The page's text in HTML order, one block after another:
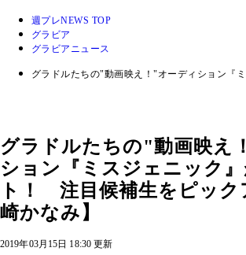
週プレNEWS TOP
グラビア
グラビアニュース
グラドルたちの"動画映え！"オーディション『
グラドルたちの"動画映え
ション『ミスジェニック
ト！ 注目候補生をピック
崎かなみ】
2019年03月15日 18:30 更新